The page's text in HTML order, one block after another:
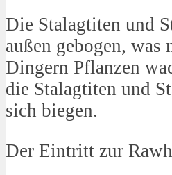
Die Stalagtiten und
außen gebogen, was
Dingern Pflanzen
die Stalagtiten und
sich biegen.
Der Eintritt zur